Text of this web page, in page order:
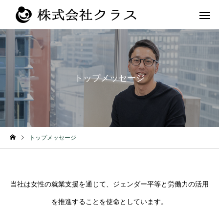
第二新卒・メ
ラス
トップメッセージ
トップメッセージ
当社は女性の就業支援を通じて、ジェンダー平等と労働力の活用
を推進することを使命としています。